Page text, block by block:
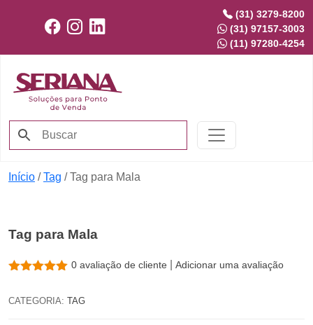
(31) 3279-8200
(31) 97157-3003
(11) 97280-4254
Início /Tag / Tag para Mala
Tag para Mala
0 avaliação de cliente |Adicionar uma avaliação
CATEGORIA: TAG